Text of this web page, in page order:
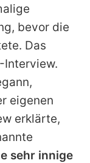
bevor die
Das
-Interview.
eigenen
erklärte,
sehr innige